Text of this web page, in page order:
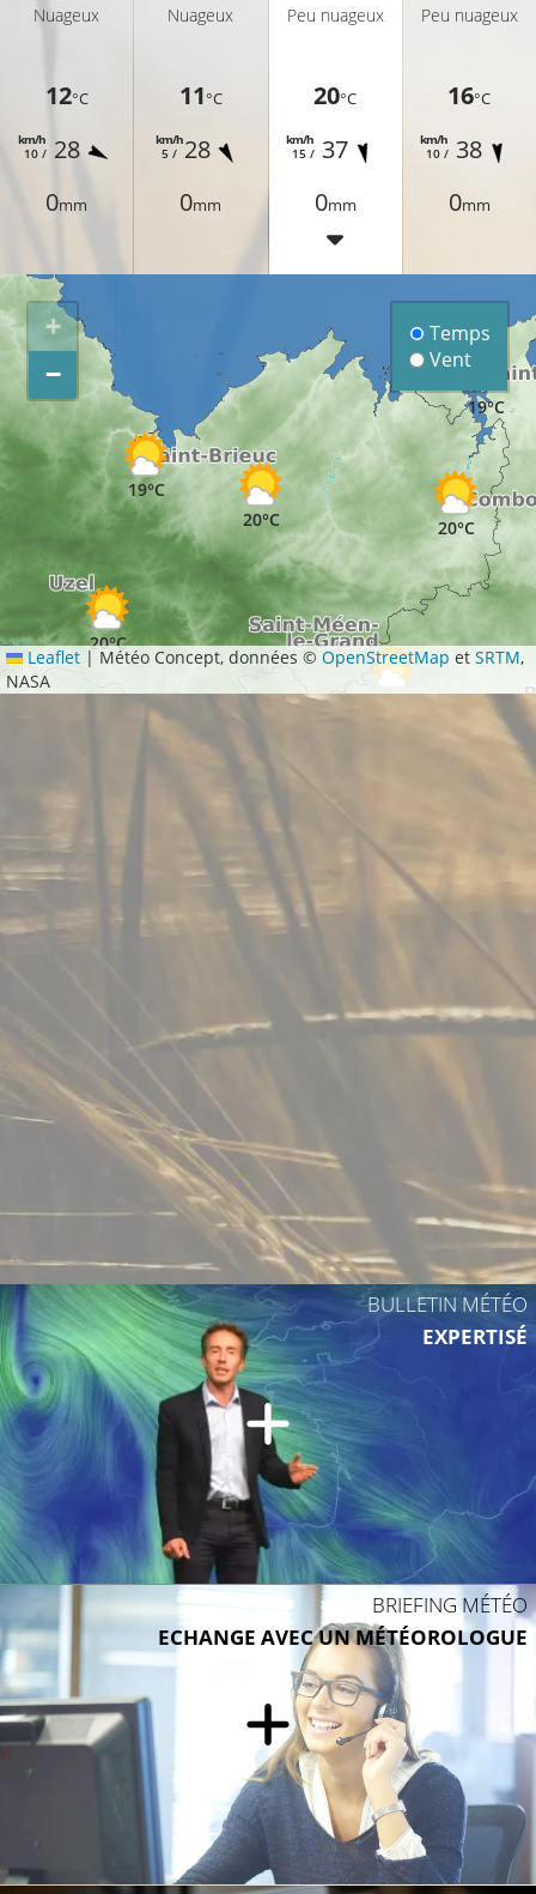
Nuageux
12°C
10 /
km/h 28
0mm
Nuageux
11°C
5 /
km/h28
0mm
Peu nuageux
20°C
15 /
km/h 37
0mm
Peu nuageux
16°C
10 /
km/h 38
0mm
25°C
20°C
20°C
19°C
20°C
19°C
24°C
+
−
Temps
Vent
Leaflet | Météo Concept, données ©OpenStreetMap etSRTM,
NASA
BULLETIN MÉTÉO
EXPERTISÉ
BRIEFING MÉTÉO
ECHANGE AVEC UN MÉTÉOROLOGUE